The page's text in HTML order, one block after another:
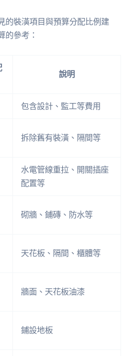
的裝潢項目與預算分配比例建
的參考：
說明
包含設計、監工等費用
拆除舊有裝潢、隔間等
水電管線重拉、開關插座
配置等
砌牆、鋪磚、防水等
天花板、隔間、櫃體等
牆面、天花板油漆
鋪設地板